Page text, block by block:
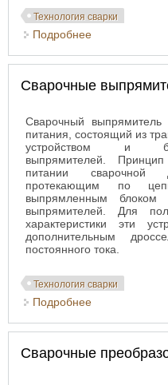
Технология сварки
Подробнее
Сварочные
Сварочный выпрямитель
питания, состоящий из
устройством и
выпрямителей.
питании сварочной
протекающим по
выпрямленным блоком
выпрямителей. Для
характеристики эти
дополнительным
постоянного тока.
Технология сварки
Подробнее
Сварочные